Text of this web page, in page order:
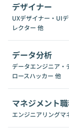
デザイナー
UXデザイナー・UI
レクター 他
データ分析
データエンジニア・
ロースハッカー 他
マネジメント
エンジニアリングマ